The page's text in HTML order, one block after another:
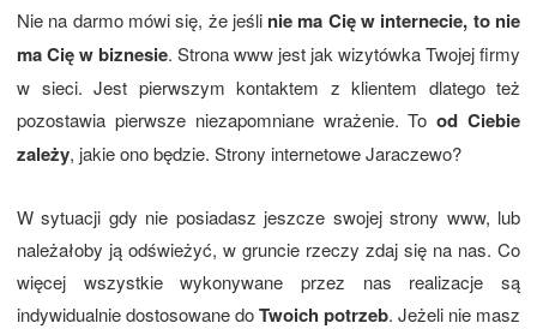
Nie na darmo mówi się, że jeśli nie ma Cię w internecie, to nie
ma Cię w biznesie. Strona www jest jak wizytówka Twojej firmy
w sieci. Jest pierwszym kontaktem z klientem dlatego też
pozostawia pierwsze niezapomniane wrażenie. Tood Ciebie
zależy, jakie ono będzie. Strony internetowe Jaraczewo?
W sytuacji gdy nie posiadasz jeszcze swojej strony www, lub
należałoby ją odświeżyć, w gruncie rzeczy zdaj się na nas. Co
więcej wszystkie wykonywane przez nas realizacje są
indywidualnie dostosowane doTwoich potrzeb. Jeżeli nie masz